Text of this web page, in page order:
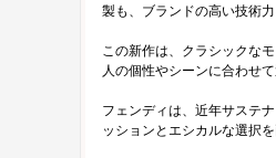
製も、ブランドの高い技術
この新作は、クラシックな
人の個性やシーンに合わせ
フェンディは、近年サステ
ッションとエシカルな選択